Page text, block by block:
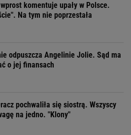
komentuje upały w Polsce.
Na tym nie poprzestała
odpuszcza Angelinie Jolie. Sąd ma
o jej finansach
pochwaliła się siostrą. Wszyscy
na jedno. "Klony"